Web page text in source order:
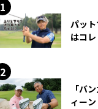
パッ
はコ
「バ
ィー